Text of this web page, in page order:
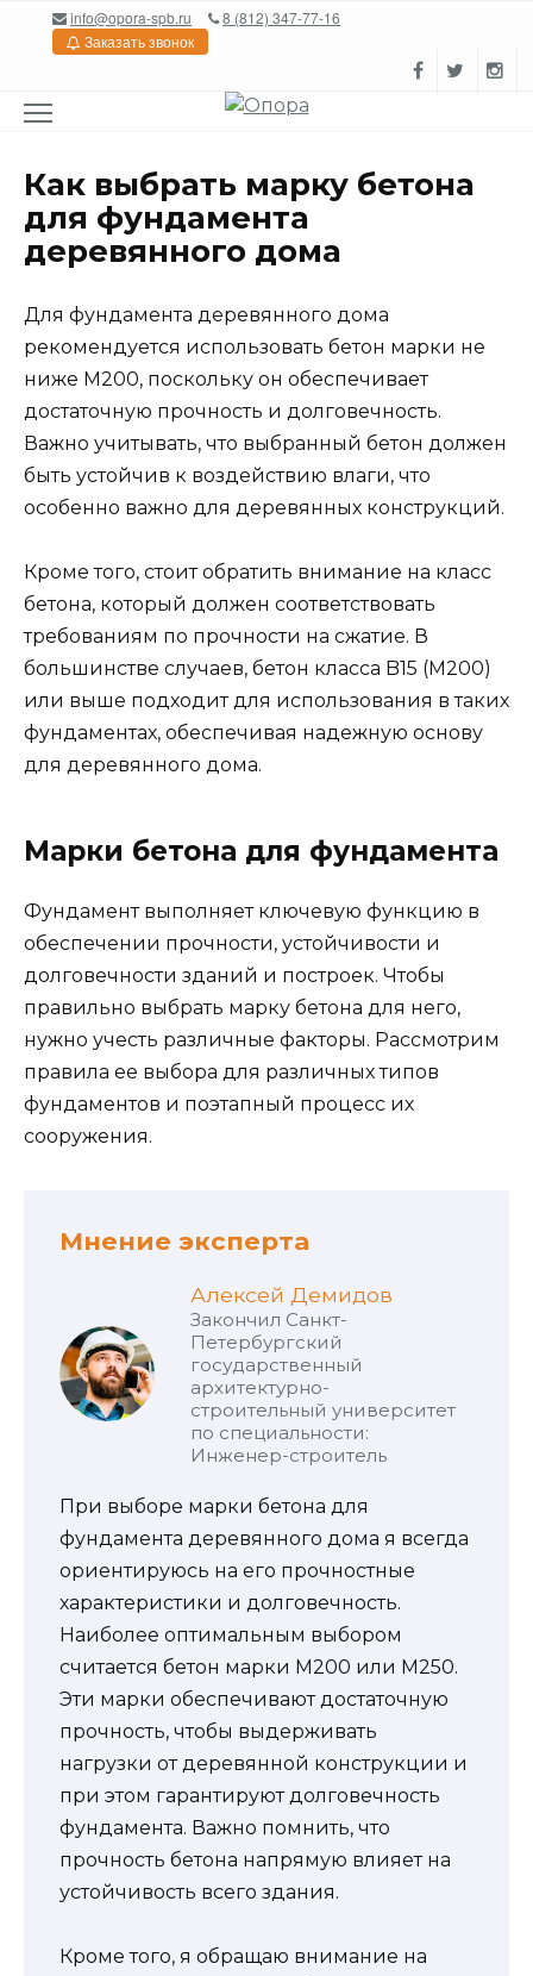
Перейтиinfo@opora-spb.ru
8 (812) 347-77-16
Заказать звонок
Как выбрать марку бетона
для фундамента
деревянного дома
Для фундамента деревянного дома
рекомендуется использовать бетон марки не
ниже М200, поскольку он обеспечивает
достаточную прочность и долговечность.
Важно учитывать, что выбранный бетон должен
быть устойчив к воздействию влаги, что
особенно важно для деревянных конструкций.
Кроме того, стоит обратить внимание на класс
бетона, который должен соответствовать
требованиям по прочности на сжатие. В
большинстве случаев, бетон класса B15 (М200)
или выше подходит для использования в таких
фундаментах, обеспечивая надежную основу
для деревянного дома.
Марки бетона для фундамента
Фундамент выполняет ключевую функцию в
обеспечении прочности, устойчивости и
долговечности зданий и построек. Чтобы
правильно выбрать марку бетона для него,
нужно учесть различные факторы. Рассмотрим
правила ее выбора для различных типов
фундаментов и поэтапный процесс их
сооружения.
Мнение эксперта
Алексей Демидов
Закончил Санкт-
Петербургский
государственный
архитектурно-
строительный университет
по специальности:
Инженер-строитель
При выборе марки бетона для
фундамента деревянного дома я всегда
ориентируюсь на его прочностные
характеристики и долговечность.
Наиболее оптимальным выбором
считается бетон марки М200 или М250.
Эти марки обеспечивают достаточную
прочность, чтобы выдерживать
нагрузки от деревянной конструкции и
при этом гарантируют долговечность
фундамента. Важно помнить, что
прочность бетона напрямую влияет на
устойчивость всего здания.
Кроме того, я обращаю внимание на